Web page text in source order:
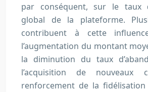
par conséquent, sur le taux
global de la plateforme.
contribuent à cette
l’augmentation du montant
la diminution du taux
l’acquisition de
renforcement de la